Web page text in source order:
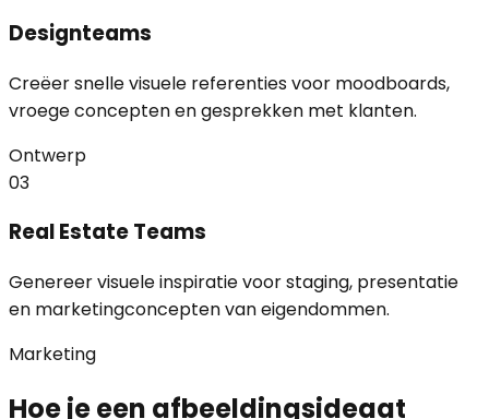
Designteams
Creëer snelle visuele referenties voor moodboards,
vroege concepten en gesprekken met klanten.
Ontwerp
03
Real Estate Teams
Genereer visuele inspiratie voor staging, presentatie
en marketingconcepten van eigendommen.
Marketing
Hoe je een afbeeldingsideaat